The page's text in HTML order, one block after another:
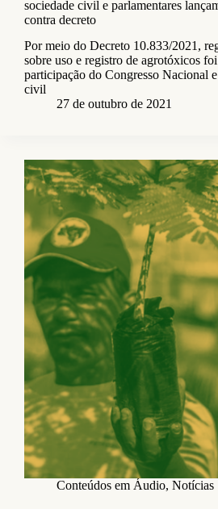
sociedade civil e parlamentares
contra decreto
Por meio do Decreto 10.833/2021,
sobre uso e registro de agrotóxicos
participação do Congresso Nacional
civil
27 de outubro de 2021
Conteúdos em Áudio, Notícias